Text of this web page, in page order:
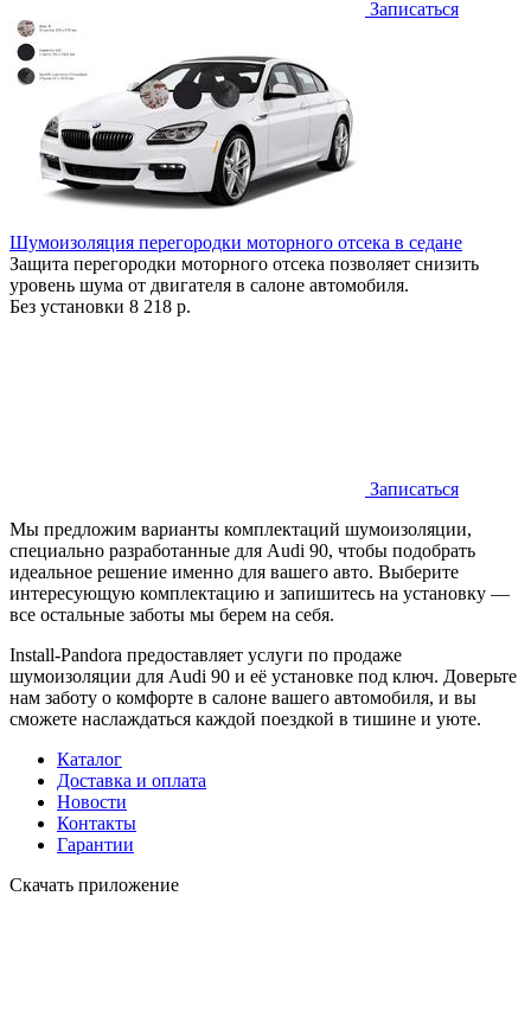
Записаться
Шумоизоляция перегородки моторного отсека в седане
Защита перегородки моторного отсека позволяет снизить
уровень шума от двигателя в салоне автомобиля.
Без установки 8 218 р.
Записаться
Мы предложим варианты комплектаций шумоизоляции,
специально разработанные для Audi 90, чтобы подобрать
идеальное решение именно для вашего авто. Выберите
интересующую комплектацию и запишитесь на установку —
все остальные заботы мы берем на себя.
Install-Pandora предоставляет услуги по продаже
шумоизоляции для Audi 90 и её установке под ключ. Доверьте
нам заботу о комфорте в салоне вашего автомобиля, и вы
сможете наслаждаться каждой поездкой в тишине и уюте.
Каталог
Доставка и оплата
Новости
Контакты
Гарантии
Скачать приложение